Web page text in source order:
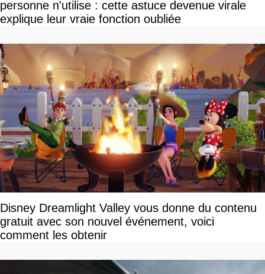
personne n'utilise : cette astuce devenue virale
explique leur vraie fonction oubliée
Disney Dreamlight Valley vous donne du contenu
gratuit avec son nouvel événement, voici
comment les obtenir